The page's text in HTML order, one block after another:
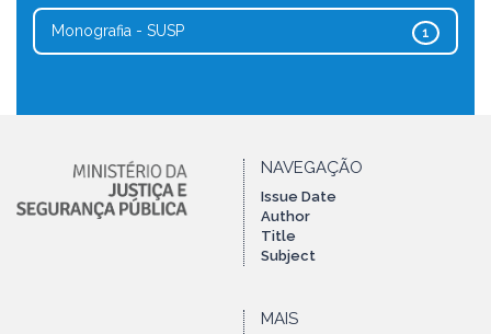
1
Monografia - SUSP
NAVEGAÇÃO
Issue Date
Author
Title
Subject
MAIS